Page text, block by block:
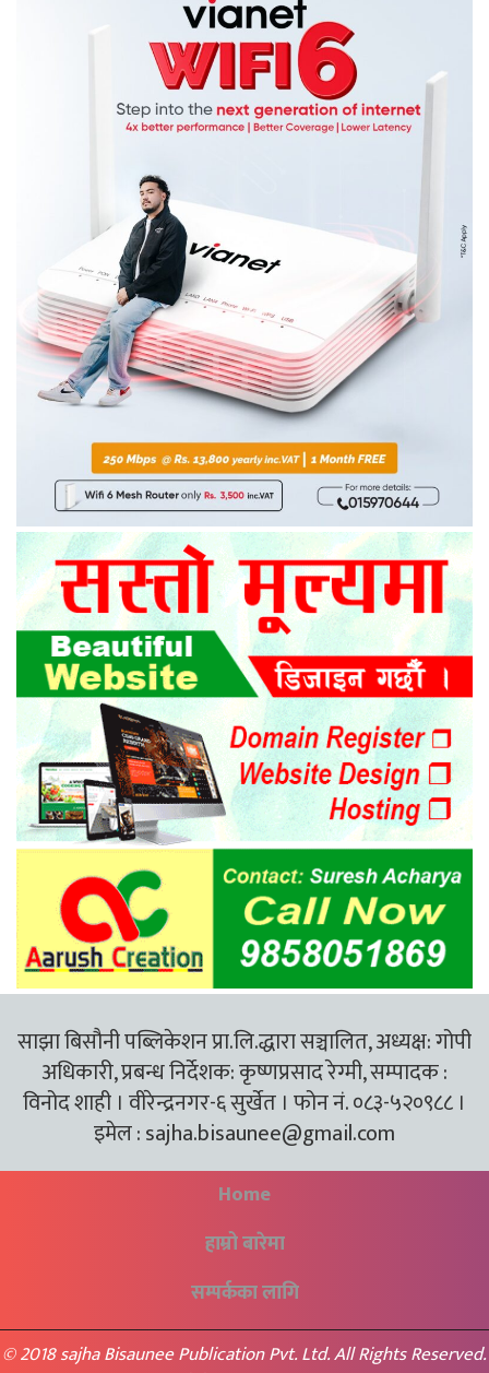
साझा बिसौनी पब्लिकेशन प्रा.लि.द्धारा सञ्चालित, अध्यक्ष: गोपी
अधिकारी, प्रबन्ध निर्देशक: कृष्णप्रसाद रेग्मी, सम्पादक :
विनोद शाही । वीरेन्द्रनगर-६ सुर्खेत । फोन नं. ०८३-५२०९८८ ।
इमेल :sajha.bisaunee@gmail.com
Home
हाम्रो बारेमा
सम्पर्कका लागि
© 2018 sajha Bisaunee Publication Pvt. Ltd. All Rights Reserved.